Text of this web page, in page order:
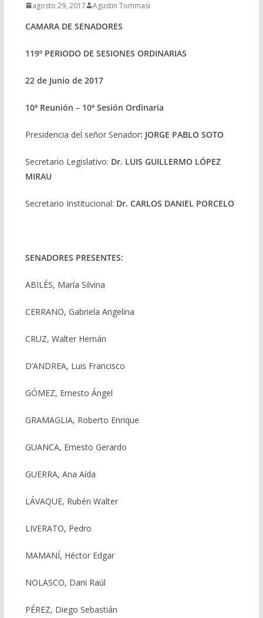
agosto 29, 2017 Agustin Tommasi
CAMARA DE SENADORES
119º PERIODO DE SESIONES ORDINARIAS
22 de Junio de 2017
10ª Reunión – 10ª Sesión Ordinaria
Presidencia del señor Senador: JORGE PABLO SOTO
Secretario Legislativo: Dr. LUIS GUILLERMO LÓPEZ
MIRAU
Secretario Institucional: Dr. CARLOS DANIEL PORCELO
SENADORES PRESENTES:
ABILÉS, María Silvina
CERRANO, Gabriela Angelina
CRUZ, Walter Hernán
D’ANDREA, Luis Francisco
GÓMEZ, Ernesto Ángel
GRAMAGLIA, Roberto Enrique
GUANCA, Ernesto Gerardo
GUERRA, Ana Aída
LÁVAQUE, Rubén Walter
LIVERATO, Pedro
MAMANÍ, Héctor Edgar
NOLASCO, Dani Raúl
PÉREZ, Diego Sebastián